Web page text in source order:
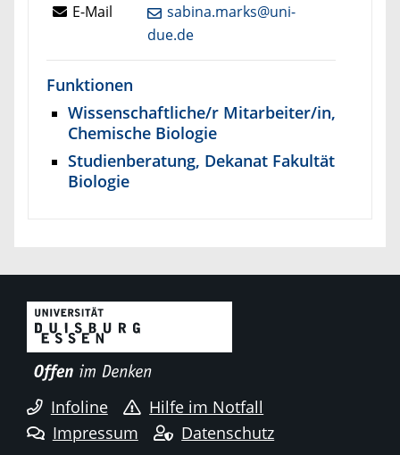
E-Mail
sabina.marks@uni-
due.de
Funktionen
Wissenschaftliche/r Mitarbeiter/in,
Chemische Biologie
Studienberatung, Dekanat Fakultät
Biologie
Infoline
Hilfe im Notfall
Impressum
Datenschutz